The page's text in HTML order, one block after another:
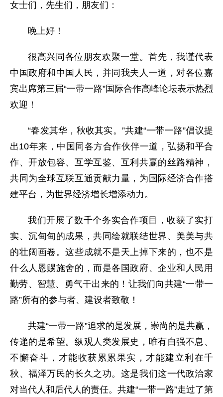
女士们，先生们，朋友们：
晚上好！
很高兴同各位朋友欢聚一堂。首先，我谨代表
中国政府和中国人民，并同我夫人一道，对各位嘉
宾出席第三届“一带一路”国际合作高峰论坛表示热烈
欢迎！
“春发其华，秋收其实。”共建“一带一路”倡议提
出10年来，中国同各方合作伙伴一道，弘扬和平合
作、开放包容、互学互鉴、互利共赢的丝路精神，
共同为全球互联互通贡献力量，为国际经济合作搭
建平台，为世界经济增长增添动力。
我们开展了数千个务实合作项目，收获了实打
实、沉甸甸的成果，共同绘就联结世界、美美与共
的壮阔画卷。这些成就不是天上掉下来的，也不是
什么人恩赐施舍的，而是各国政府、企业和人民用
勤劳、智慧、勇气干出来的！让我们向共建“一带一
路”所有的参与者、建设者致敬！
共建“一带一路”追求的是发展，崇尚的是共赢，
传递的是希望。纵观人类发展史，唯有自强不息、
不懈奋斗，才能收获累累果实，才能建立利在千
秋、福泽万民的长久之功。这是我们这一代政治家
对当代人和后代人的责任。共建“一带一路”走过了第